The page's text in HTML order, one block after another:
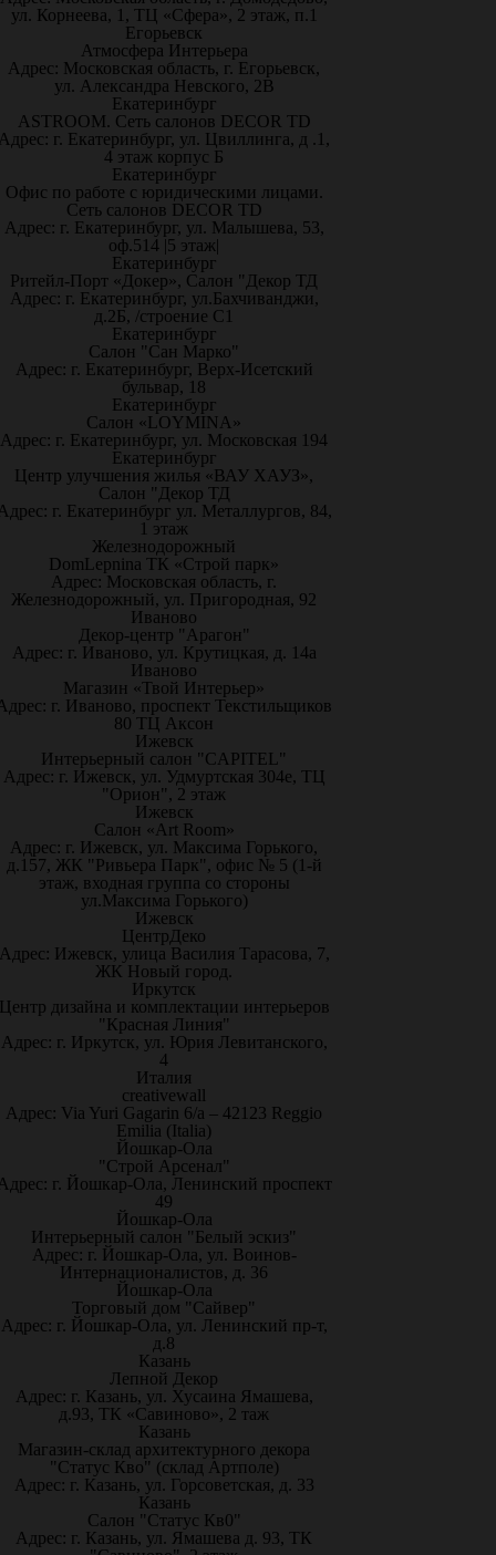
ул. Корнеева, 1, ТЦ «Сфера», 2 этаж, п.1
Егорьевск
Атмосфера Интерьера
Адрес: Московская область, г. Егорьевск,
ул. Александра Невского, 2В
Екатеринбург
ASTROOM. Сеть салонов DECOR TD
г. Екатеринбург, ул. Цвиллинга, д .1,
4 этаж корпус Б
Екатеринбург
Офис по работе с юридическими лицами.
Сеть салонов DECOR TD
Адрес: г. Екатеринбург, ул. Малышева, 53,
оф.514 |5 этаж|
Екатеринбург
Ритейл-Порт «Докер», Салон "Декор ТД
Адрес: г. Екатеринбург, ул.Бахчиванджи,
д.2Б, /строение С1
Екатеринбург
Салон "Сан Марко"
Адрес: г. Екатеринбург, Верх-Исетский
бульвар, 18
Екатеринбург
Салон «LOYMINA»
Адрес: г. Екатеринбург, ул. Московская 194
Екатеринбург
Центр улучшения жилья «ВАУ ХАУЗ»,
Салон "Декор ТД
г. Екатеринбург ул. Металлургов, 84,
1 этаж
Железнодорожный
DomLepnina ТК «Строй парк»
Адрес: Московская область, г.
Железнодорожный, ул. Пригородная, 92
Иваново
Декор-центр "Арагон"
Адрес: г. Иваново, ул. Крутицкая, д. 14а
Иваново
Магазин «Твой Интерьер»
г. Иваново, проспект Текстильщиков
80 ТЦ Аксон
Ижевск
Интерьерный салон "CAPITEL"
Адрес: г. Ижевск, ул. Удмуртская 304е, ТЦ
"Орион", 2 этаж
Ижевск
Салон «Art Room»
Адрес: г. Ижевск, ул. Максима Горького,
д.157, ЖК "Ривьера Парк", офис № 5 (1-й
этаж, входная группа со стороны
ул.Максима Горького)
Ижевск
ЦентрДеко
Ижевск, улица Василия Тарасова, 7,
ЖК Новый город.
Иркутск
дизайна и комплектации интерьеров
"Красная Линия"
Адрес: г. Иркутск, ул. Юрия Левитанского,
4
Италия
creativewall
Адрес: Via Yuri Gagarin 6/a – 42123 Reggio
Emilia (Italia)
Йошкар-Ола
"Строй Арсенал"
г. Йошкар-Ола, Ленинский проспект
49
Йошкар-Ола
Интерьерный салон "Белый эскиз"
Адрес: г. Йошкар-Ола, ул. Воинов-
Интернационалистов, д. 36
Йошкар-Ола
Торговый дом "Сайвер"
Адрес: г. Йошкар-Ола, ул. Ленинский пр-т,
д.8
Казань
Лепной Декор
Адрес: г. Казань, ул. Хусаина Ямашева,
д.93, ТК «Савиново», 2 таж
Казань
Магазин-склад архитектурного декора
"Статус Кво" (склад Артполе)
Адрес: г. Казань, ул. Горсоветская, д. 33
Казань
Салон "Статус Кв0"
Адрес: г. Казань, ул. Ямашева д. 93, ТК